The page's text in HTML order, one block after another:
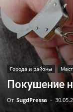
Города и районы
Покушение
От SugdPressa -